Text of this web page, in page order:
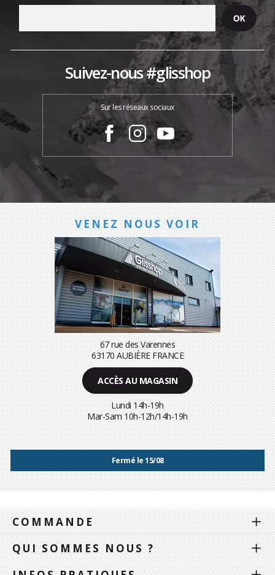
Suivez-nous #glisshop
Sur les réseaux sociaux
VENEZ NOUS VOIR
67 rue des Varennes
63170 AUBIÈRE FRANCE
ACCÈS AU MAGASIN
Lundi 14h-19h
Mar-Sam 10h-12h/14h-19h
Fermé le 15/08
COMMANDE
QUI SOMMES NOUS ?